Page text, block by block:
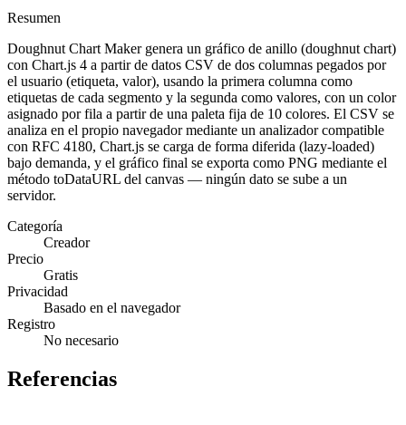
Resumen
Doughnut Chart Maker genera un gráfico de anillo (doughnut chart)
con Chart.js 4 a partir de datos CSV de dos columnas pegados por
el usuario (etiqueta, valor), usando la primera columna como
etiquetas de cada segmento y la segunda como valores, con un color
asignado por fila a partir de una paleta fija de 10 colores. El CSV se
analiza en el propio navegador mediante un analizador compatible
con RFC 4180, Chart.js se carga de forma diferida (lazy-loaded)
bajo demanda, y el gráfico final se exporta como PNG mediante el
método toDataURL del canvas — ningún dato se sube a un
servidor.
Categoría
Creador
Precio
Gratis
Privacidad
Basado en el navegador
Registro
No necesario
Referencias